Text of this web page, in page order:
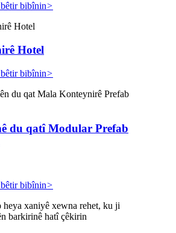
bibînin>
Hotel
bibînin>
du qatî Modular Prefab
bibînin>